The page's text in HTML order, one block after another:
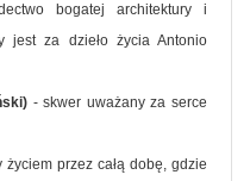
bogatej architektury i
jest za dzieło życia Antonio
- skwer uważany za serce
życiem przez całą dobę, gdzie